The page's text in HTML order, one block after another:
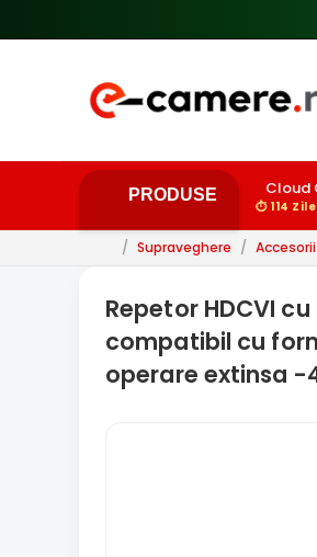
PRODUSE Cloud
⏱ 114 Zile
/ Supraveghere / Accesorii
Repetor HDCVI
compatibil cu
operare extinsa -